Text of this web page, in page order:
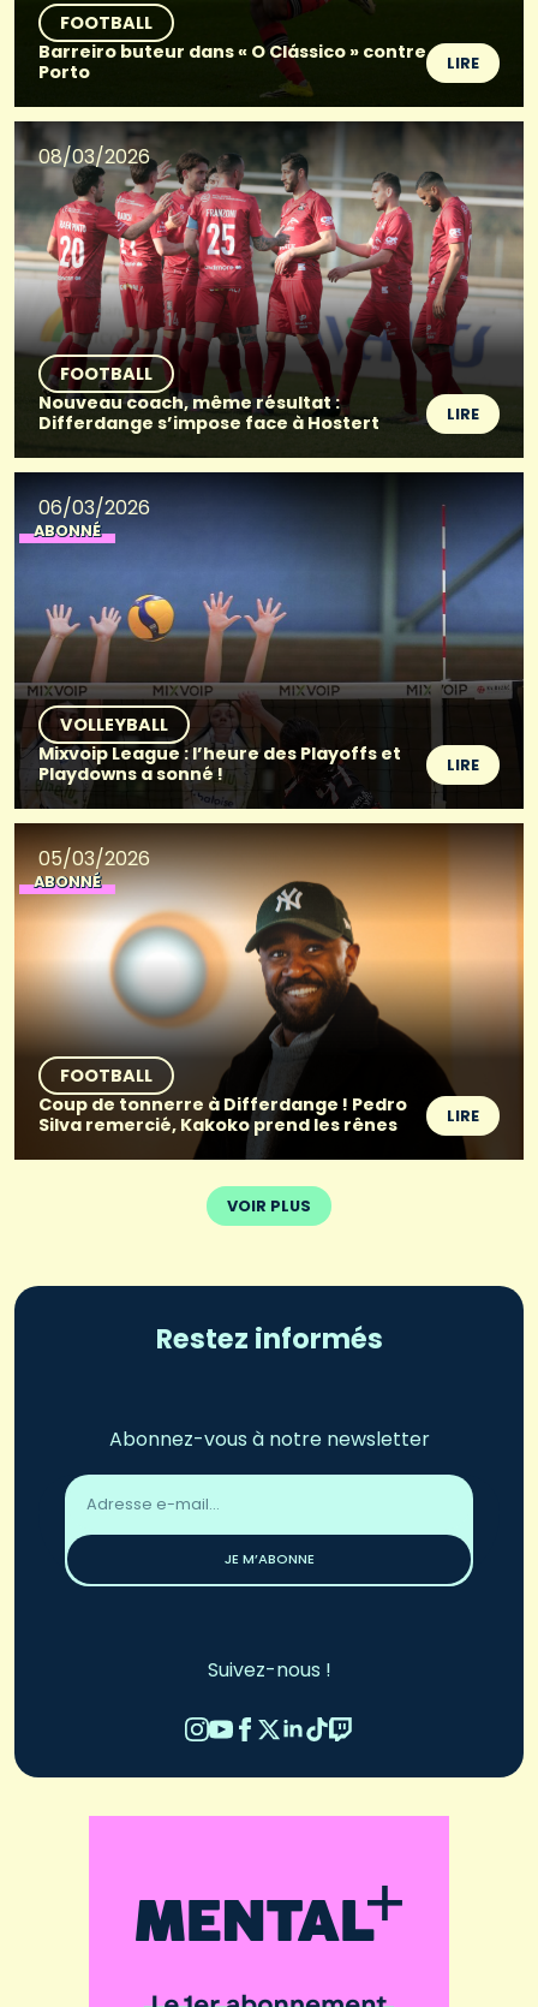
FOOTBALL
Barreiro buteur dans « O Clássico » contre
Porto
LIRE
08/03/2026
FOOTBALL
Nouveau coach, même résultat :
Differdange s’impose face à Hostert
LIRE
06/03/2026
ABONNÉ
VOLLEYBALL
Mixvoip League : l’heure des Playoffs et
Playdowns a sonné !
LIRE
05/03/2026
ABONNÉ
FOOTBALL
Coup de tonnerre à Differdange ! Pedro
Silva remercié, Kakoko prend les rênes
LIRE
VOIR PLUS
Restez informés
Abonnez-vous à notre newsletter
Adresse
email
JE M’ABONNE
Suivez-nous !